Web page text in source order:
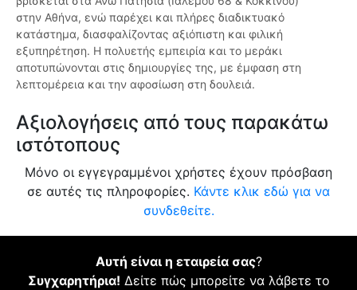
στην Αθήνα, ενώ παρέχει και πλήρες διαδικτυακό
κατάστημα, διασφαλίζοντας αξιόπιστη και φιλική
εξυπηρέτηση. Η πολυετής εμπειρία και το μεράκι
αποτυπώνονται στις δημιουργίες της, με έμφαση στη
λεπτομέρεια και την αφοσίωση στη δουλειά.
Αξιολογήσεις από τους παρακάτω
ιστότοπους
Μόνο οι εγγεγραμμένοι χρήστες έχουν πρόσβαση
σε αυτές τις πληροφορίες. Κάντε κλικ εδώ για να
συνδεθείτε.
Αυτή είναι η εταιρεία σας?
Συγχαρητήρια! Δείτε πώς μπορείτε να λάβετε το